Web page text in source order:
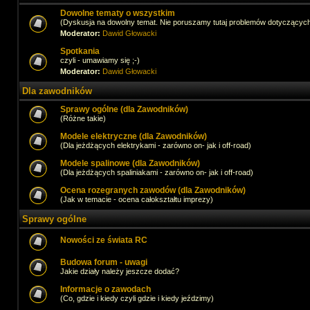
Dowolne tematy o wszystkim
(Dyskusja na dowolny temat. Nie poruszamy tutaj problemów
Moderator: Dawid Głowacki
Spotkania
czyli - umawiamy się ;-)
Moderator: Dawid Głowacki
Dla zawodników
Sprawy ogólne (dla Zawodników)
(Różne takie)
Modele elektryczne (dla Zawodników)
(Dla jeżdżących elektrykami - zarówno on- jak i off-road)
Modele spalinowe (dla Zawodników)
(Dla jeżdżących spaliniakami - zarówno on- jak i off-road)
Ocena rozegranych zawodów (dla Zawodników)
(Jak w temacie - ocena całokształtu imprezy)
Sprawy ogólne
Nowości ze świata RC
Budowa forum - uwagi
Jakie działy należy jeszcze dodać?
Informacje o zawodach
(Co, gdzie i kiedy czyli gdzie i kiedy jeździmy)